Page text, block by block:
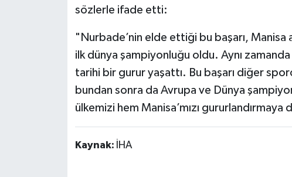
sözlerle ifade etti:
"Nurbade’nin elde ettiği bu başarı, Manisa
ilk dünya şampiyonluğu oldu. Aynı
tarihi bir gurur yaşattı. Bu başarı diğer
bundan sonra da Avrupa ve Dünya
ülkemizi hem Manisa’mızı
Kaynak: İHA